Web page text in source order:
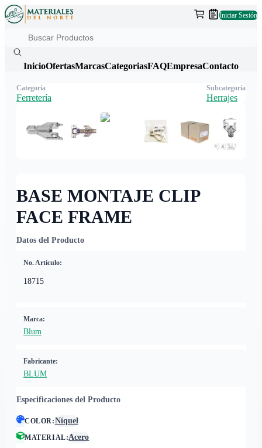
Iniciar Sesión
InicioOfertasMarcasCategoriasFAQEmpresaContacto
BASE MONTAJE CLIP
FACE FRAME
Datos del Producto
No. Artículo:
18715
Marca:
Blum
Fabricante:
BLUM
Especificaciones del Producto
COLOR:Níquel
MATERIAL:Acero
Categoría
Ferretería
Subcategoría
Herrajes